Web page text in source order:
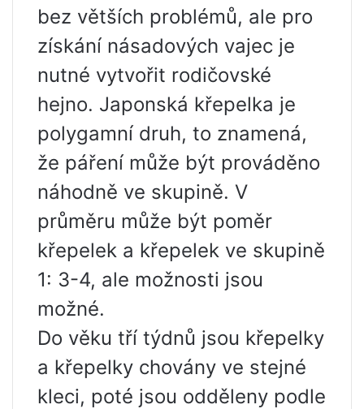
bez větších problémů, ale pro
získání násadových vajec je
nutné vytvořit rodičovské
hejno. Japonská křepelka je
polygamní druh, to znamená,
že páření může být prováděno
náhodně ve skupině. V
průměru může být poměr
křepelek a křepelek ve skupině
1: 3-4, ale možnosti jsou
možné.
Do věku tří týdnů jsou křepelky
a křepelky chovány ve stejné
kleci, poté jsou odděleny podle